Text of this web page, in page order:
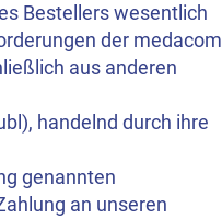
Bestellers wesentlich
der medacom
aus anderen
handelnd durch ihre
genannten
an unseren